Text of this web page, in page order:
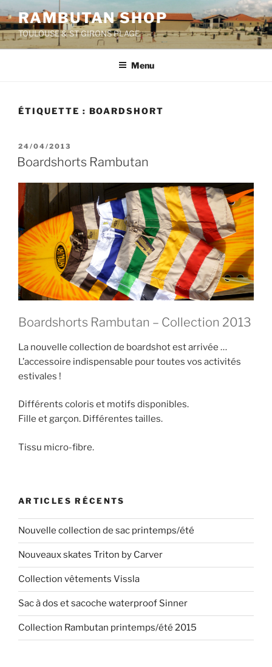
Aller
au
contenu
principal
RAMBUTAN SHOP
TOULOUSE & ST GIRONS PLAGE
Menu
ÉTIQUETTE : BOARDSHORT
PUBLIÉ
LE
24/04/2013
Boardshorts Rambutan
Boardshorts Rambutan – Collection 2013
La nouvelle collection de boardshot est arrivée …
L’accessoire indispensable pour toutes vos activités
estivales !
Différents coloris et motifs disponibles.
Fille et garçon. Différentes tailles.
Tissu micro-fibre.
ARTICLES RÉCENTS
Nouvelle collection de sac printemps/été
Nouveaux skates Triton by Carver
Collection vêtements Vissla
Sac à dos et sacoche waterproof Sinner
Collection Rambutan printemps/été 2015